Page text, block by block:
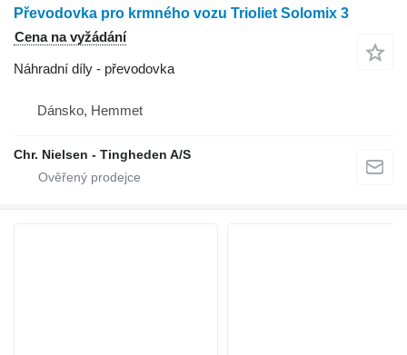
Převodovka pro krmného vozu Trioliet Solomix 3
Cena na vyžádání
Náhradní díly - převodovka
Dánsko, Hemmet
Chr. Nielsen - Tingheden A/S